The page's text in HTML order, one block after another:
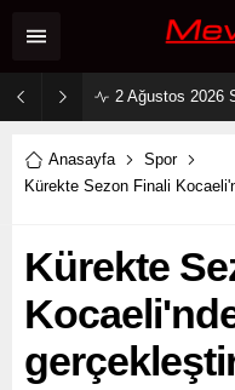
Anasayfa
Spor
Kürekte Sezon Finali
Kürekte